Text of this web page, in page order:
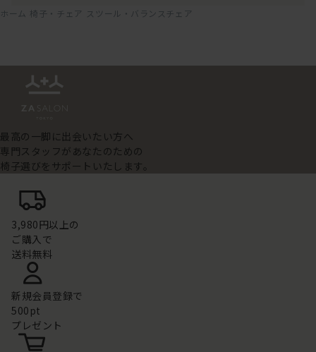
ホーム 椅子・チェア スツール・バランスチェア
最高の一脚に出会いたい方へ
専門スタッフがあなたのための
椅子選びをサポートいたします。
3,980円以上の
ご購入で
送料無料
新規会員登録で
500pt
プレゼント